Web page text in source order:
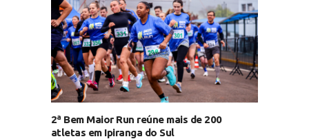
2ª Bem Maior Run reúne mais de 200
atletas em Ipiranga do Sul